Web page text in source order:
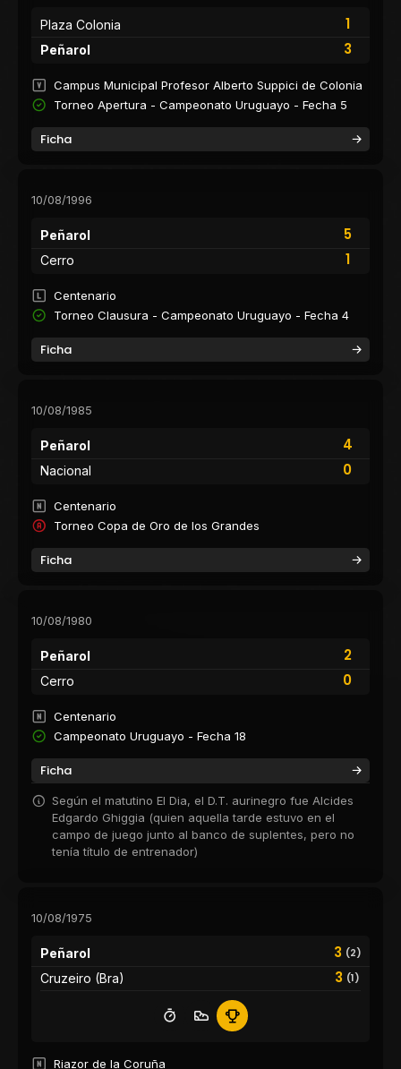
Plaza Colonia
1
3
Peñarol
Campus Municipal Profesor Alberto Suppici de Colonia
Torneo Apertura - Campeonato Uruguayo - Fecha 5
Ficha
10/08/1996
Peñarol
5
1
Cerro
Centenario
Torneo Clausura - Campeonato Uruguayo - Fecha 4
Ficha
10/08/1985
Peñarol
4
0
Nacional
Centenario
Torneo Copa de Oro de los Grandes
Ficha
10/08/1980
Peñarol
2
0
Cerro
Centenario
Campeonato Uruguayo - Fecha 18
Ficha
Según el matutino El Dia, el D.T. aurinegro fue Alcides
Edgardo Ghiggia (quien aquella tarde estuvo en el
campo de juego junto al banco de suplentes, pero no
tenía título de entrenador)
10/08/1975
Peñarol 3 (2)
3 (1)
Cruzeiro (Bra)
Riazor de la Coruña